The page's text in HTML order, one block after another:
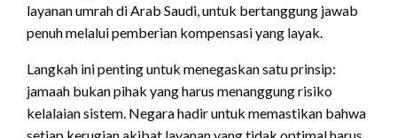
layanan umrah di Arab Saudi, untuk bertanggung jawab
penuh melalui pemberian kompensasi yang layak.
Langkah ini penting untuk menegaskan satu prinsip:
jamaah bukan pihak yang harus menanggung risiko
kelalaian sistem. Negara hadir untuk memastikan bahwa